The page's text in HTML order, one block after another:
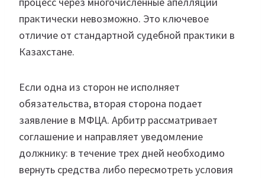
практически невозможно. Это ключевое
отличие от стандартной судебной практики в
Казахстане.
Если одна из сторон не исполняет
обязательства, вторая сторона подает
заявление в МФЦА. Арбитр рассматривает
соглашение и направляет уведомление
должнику: в течение трех дней необходимо
вернуть средства либо пересмотреть условия